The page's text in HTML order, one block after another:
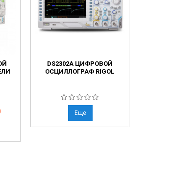
DS2302A ЦИФРОВОЙ
ОСЦИЛЛОГРАФ RIGOL
Еще